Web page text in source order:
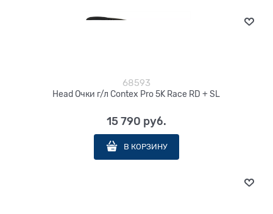
68593
Head Очки г/л Contex Pro 5K Race RD + SL
15 790 руб.
В КОРЗИНУ